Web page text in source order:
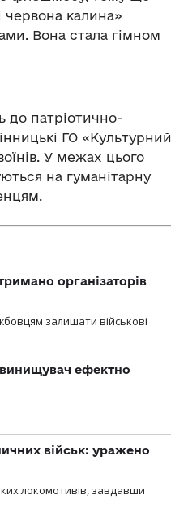
червона калина»
Вона стала гімном
до патріотично-
ГО «Культурний
У межах цього
на гуманітарну
організаторів
залишати військові
ефектно
військ: уражено
локомотивів, завдавши